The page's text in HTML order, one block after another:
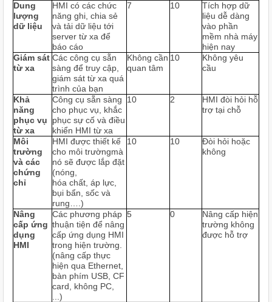
Dung
lượng
dữ liệu
HMI có các chức
năng ghi, chia sẻ
và tải dữ liệu tới
server từ xa để
báo cáo
7 10
Tích hợp dữ
liệu dễ dàng
vào phần
mềm nhà máy
hiện nay
Giám sát
từ xa
Các công cụ sẵn
sàng để truy cập,
giám sát từ xa quá
trình của bạn
Không cần
quan tâm
10
Không yêu
cầu
Khả
năng
phục vụ
từ xa
Công cụ sẵn sàng
cho phục vụ, khắc
phục sự cố và điều
khiển HMI từ xa
10 2
HMI đòi hỏi hỗ
trợ tại chỗ
Môi
trường
và các
chứng
chỉ
HMI được thiết kế
cho môi trườngmà
nó sẽ được lắp đặt
(nóng,
hóa chất, áp lực,
bụi bẩn, sốc và
rung….)
10 10
Đòi hỏi hoặc
không
Nâng
cấp ứng
dụng
HMI
Các phương pháp
thuận tiện để nâng
cấp ứng dụng HMI
trong hiện trường.
(nâng cấp thực
hiện qua Ethernet,
bàn phím USB, CF
card, không PC,
...)
5 0
Nâng cấp hiện
trường không
được hỗ trợ